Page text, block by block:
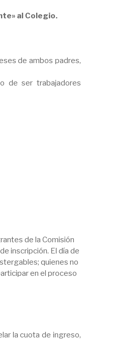
al Colegio.
de ambos padres,
de ser trabajadores
de la Comisión
inscripción. El día de
quienes no
en el proceso
la cuota de ingreso,